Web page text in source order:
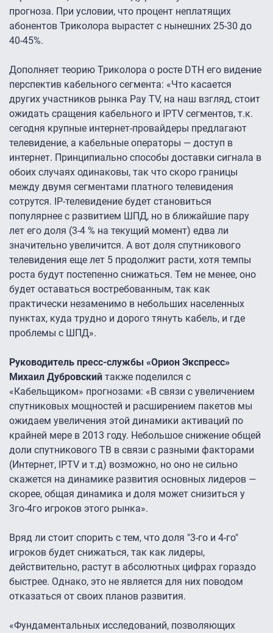
прогноза. При условии, что процент неплатящих
абонентов Триколора вырастет с нынешних 25-30 до
40-45%.
Дополняет теорию Триколора о росте DTH его видение
перспектив кабельного сегмента: «Что касается
других участников рынка Pay TV, на наш взгляд, стоит
ожидать сращения кабельного и IPTV сегментов, т.к.
сегодня крупные интернет-провайдеры предлагают
телевидение, а кабельные операторы — доступ в
интернет. Принципиально способы доставки сигнала в
обоих случаях одинаковы, так что скоро границы
между двумя сегментами платного телевидения
сотрутся. IP-телевидение будет становиться
популярнее с развитием ШПД, но в ближайшие пару
лет его доля (3-4 % на текущий момент) едва ли
значительно увеличится. А вот доля спутникового
телевидения еще лет 5 продолжит расти, хотя темпы
роста будут постепенно снижаться. Тем не менее, оно
будет оставаться востребованным, так как
практически незаменимо в небольших населенных
пунктах, куда трудно и дорого тянуть кабель, и где
проблемы с ШПД».
Руководитель пресс-службы «Орион Экспресс»
Михаил Дубровский также поделился с
«Кабельщиком» прогнозами: «В связи с увеличением
спутниковых мощностей и расширением пакетов мы
ожидаем увеличения этой динамики активаций по
крайней мере в 2013 году. Небольшое снижение общей
доли спутникового ТВ в связи с разными факторами
(Интернет, IPTV и т.д) возможно, но оно не сильно
скажется на динамике развития основных лидеров —
скорее, общая динамика и доля может снизиться у
3го-4го игроков этого рынка».
Вряд ли стоит спорить с тем, что доля "3-го и 4-го"
игроков будет снижаться, так как лидеры,
действительно, растут в абсолютных цифрах гораздо
быстрее. Однако, это не является для них поводом
отказаться от своих планов развития.
«Фундаментальных исследований, позволяющих